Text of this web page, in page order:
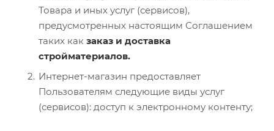
Товара и иных услуг (сервисов),
предусмотренных настоящим Соглашением
таких как заказ и доставка
стройматериалов.
Интернет-магазин предоставляет
Пользователям следующие виды услуг
(сервисов): доступ к электронному контенту;